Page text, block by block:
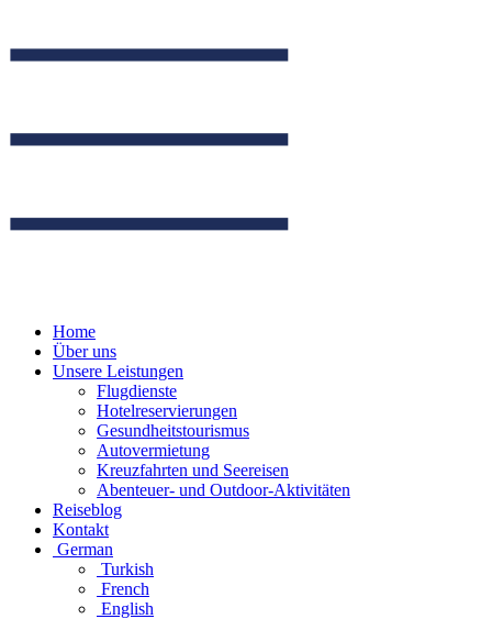
Home
Über uns
Unsere Leistungen
Flugdienste
Hotelreservierungen
Gesundheitstourismus
Autovermietung
Kreuzfahrten und Seereisen
Abenteuer- und Outdoor-Aktivitäten
Reiseblog
Kontakt
German
Turkish
French
English